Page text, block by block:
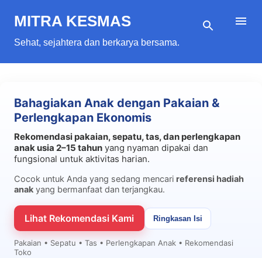
Langsung ke konten utama
MITRA KESMAS
Sehat, sejahtera dan berkarya bersama.
Bahagiakan Anak dengan Pakaian &
Perlengkapan Ekonomis
Rekomendasi pakaian, sepatu, tas, dan perlengkapan
anak usia 2–15 tahun yang nyaman dipakai dan
fungsional untuk aktivitas harian.
Cocok untuk Anda yang sedang mencari referensi hadiah
anak yang bermanfaat dan terjangkau.
Lihat Rekomendasi Kami Ringkasan Isi
Pakaian • Sepatu • Tas • Perlengkapan Anak • Rekomendasi
Toko